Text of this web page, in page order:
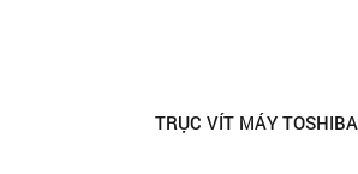
TRỤC VÍT MÁY TOSHIBA